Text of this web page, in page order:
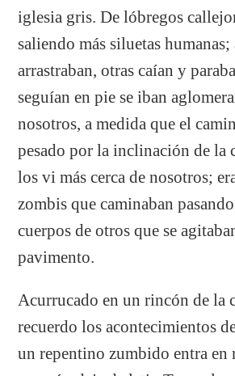
iglesia gris. De lóbregos
saliendo más siluetas humanas;
arrastraban, otras caían y
seguían en pie se iban
nosotros, a medida que el
pesado por la inclinación de la
los vi más cerca de nosotros;
zombis que caminaban
cuerpos de otros que se
pavimento.
Acurrucado en un rincón de la
recuerdo los acontecimientos
un repentino zumbido entra en